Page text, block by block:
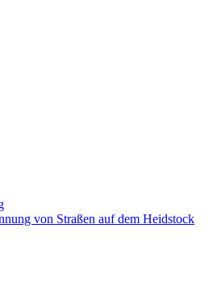
von Straßen auf dem Heidstock